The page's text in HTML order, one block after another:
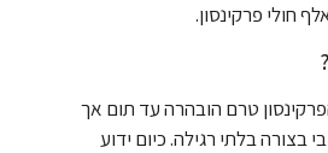
חולי פרקינסון.
טרם הובהרה עד תום אך
בצורה בלתי רגילה. כיום ידוע